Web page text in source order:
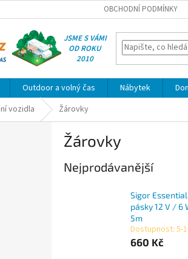
OBCHODNÍ PODMÍNKY
JSME S VÁMI
OD ROKU
2010
Outdoor a volný čas Nábytek
vozidla Žárovky
Žárovky
Nejprodávanější
Sigor
pásky 12 V / 6
5m
Dostupnost: 5-
660 Kč